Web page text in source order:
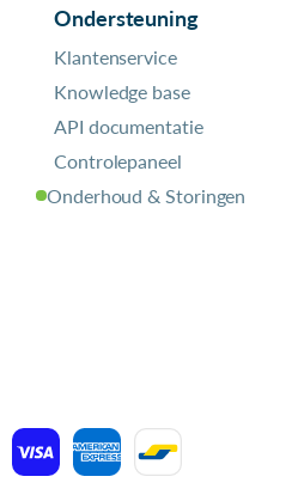
Ondersteuning
Klantenservice
Knowledge base
API documentatie
Controlepaneel
Onderhoud & Storingen